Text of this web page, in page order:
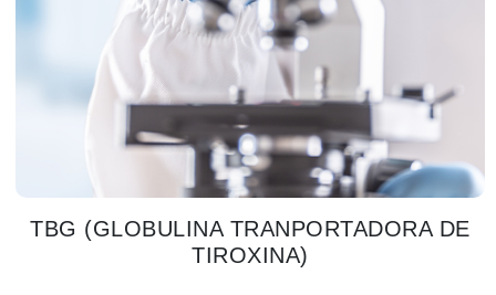
TBG (GLOBULINA TRANPORTADORA DE
TIROXINA)